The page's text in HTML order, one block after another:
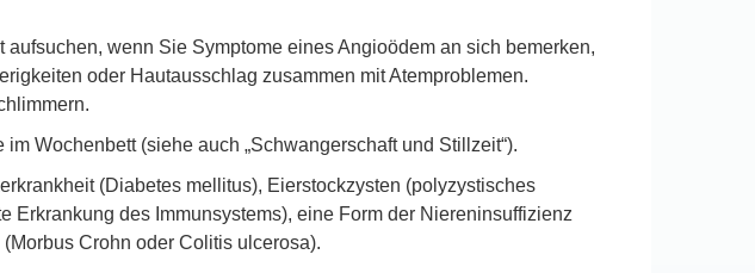
wenn Sie Symptome eines Angioödem an sich bemerken,
oder Hautausschlag zusammen mit Atemproblemen.
Wochenbett (siehe auch „Schwangerschaft und Stillzeit“).
(Diabetes mellitus), Eierstockzysten (polyzystisches
Erkrankung des Immunsystems), eine Form der Niereninsuffizienz
Crohn oder Colitis ulcerosa).